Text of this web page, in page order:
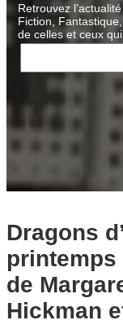
Retrouvez
Fiction,
de celles et ceux
R
c
e
Dragons
printemps
de
Hickman